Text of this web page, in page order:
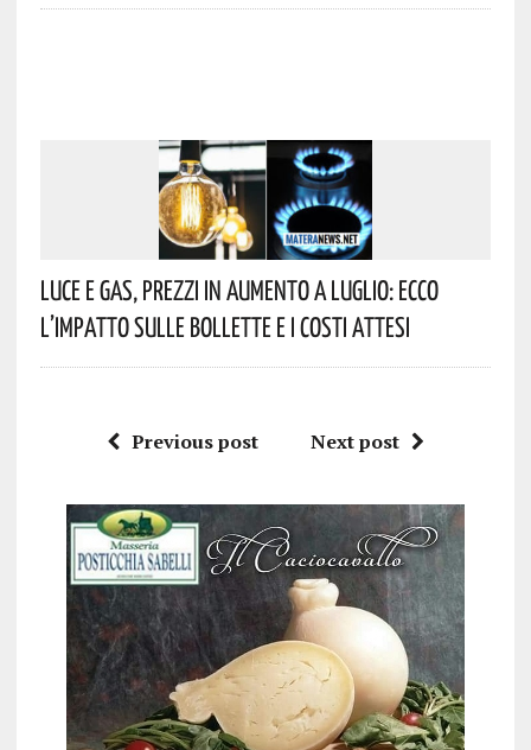
Luce E Gas, Prezzi In Aumento A Luglio: Ecco
L’impatto Sulle Bollette E I Costi Attesi
Previous post Next post